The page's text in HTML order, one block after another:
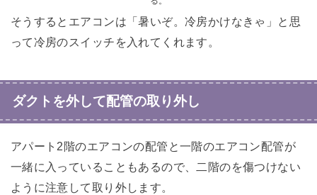
そうするとエアコンは「暑いぞ。冷房かけなきゃ」と思
って冷房のスイッチを入れてくれます。
ダクトを外して配管の取り外し
アパート2階のエアコンの配管と一階のエアコン配管が
一緒に入っていることもあるので、二階のを傷つけない
ように注意して取り外します。